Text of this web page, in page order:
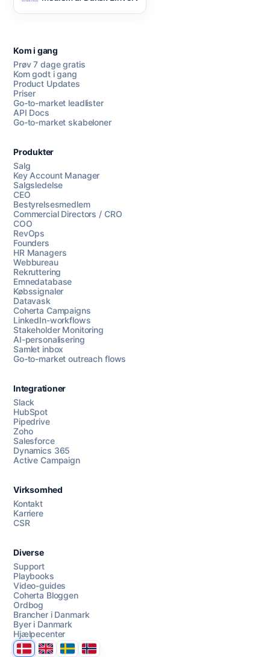
Chat med os
AI Campaign Assist
Kom i gang
Prøv 7 dage gratis
Kom godt i gang
Product Updates
Priser
Go-to-market leadlister
API Docs
Go-to-market skabeloner
Produkter
Salg
Key Account Manager
Salgsledelse
CEO
Bestyrelsesmedlem
Commercial Directors / CRO
COO
RevOps
Founders
HR Managers
Webbureau
Rekruttering
Emnedatabase
Købssignaler
Datavask
Coherta Campaigns
LinkedIn-workflows
Stakeholder Monitoring
AI-personalisering
Samlet inbox
Go-to-market outreach flows
Integrationer
Slack
HubSpot
Pipedrive
Zoho
Salesforce
Dynamics 365
Active Campaign
Virksomhed
Kontakt
Karriere
CSR
Diverse
Support
Playbooks
Video-guides
Coherta Bloggen
Ordbog
Brancher i Danmark
Byer i Danmark
Hjælpecenter
DanmarkUnited Kingdom
SverigeNorge